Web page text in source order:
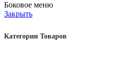
Боковое меню
Закрыть
Категории Товаров